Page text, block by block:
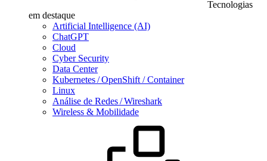
Tecnologias
em destaque
Artificial Intelligence (AI)
ChatGPT
Cloud
Cyber Security
Data Center
Kubernetes / OpenShift / Container
Linux
Análise de Redes / Wireshark
Wireless & Mobilidade